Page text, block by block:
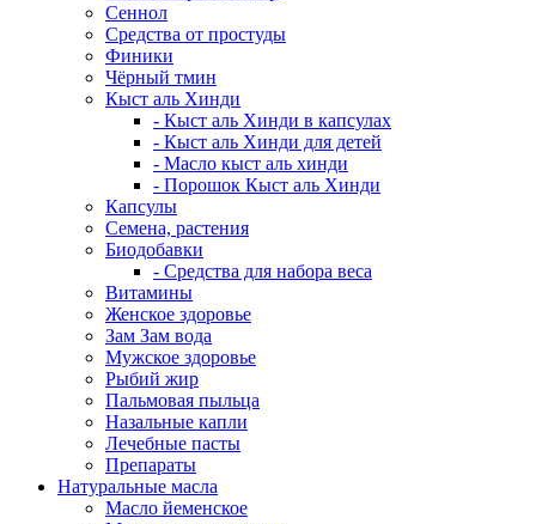
Сеннол
Средства от простуды
Финики
Чёрный тмин
Кыст аль Хинди
- Кыст аль Хинди в капсулах
- Кыст аль Хинди для детей
- Масло кыст аль хинди
- Порошок Кыст аль Хинди
Капсулы
Семена, растения
Биодобавки
- Средства для набора веса
Витамины
Женское здоровье
Зам Зам вода
Мужское здоровье
Рыбий жир
Пальмовая пыльца
Назальные капли
Лечебные пасты
Препараты
Натуральные масла
Масло йеменское